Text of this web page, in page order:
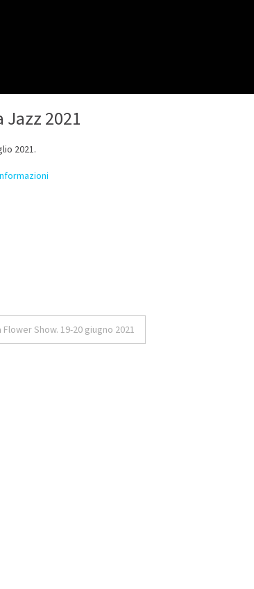
Jazz 2021
2021.
Flower Show. 19-20 giugno 2021